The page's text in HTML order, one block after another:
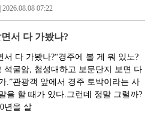
07:22
서 다 가봤나?
서 다 가봤나?“경주에 볼 게 뭐 있노?
석굴암, 첨성대하고 보문단지 보면 다
.”관광객 앞에서 경주 토박이라는 사
을 할 때가 있다.그런데 정말 그럴까?
년을 살